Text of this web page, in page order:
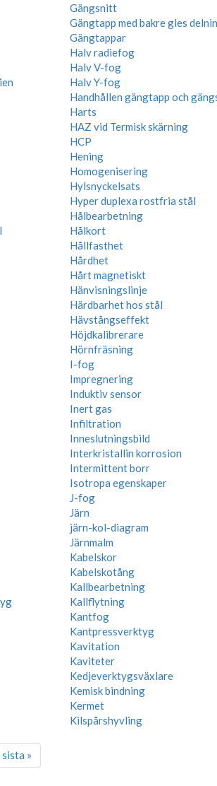
Gängsnitt
Gängtapp med bakre gles
Gängtappar
Halv radiefog
Halv V-fog
Halv Y-fog
Handhållen gängtapp och
Harts
HAZ vid Termisk skärning
HCP
Hening
Homogenisering
Hylsnyckelsats
Hyper duplexa rostfria stål
Hålbearbetning
Hålkort
Hållfasthet
Hårdhet
Hårt magnetiskt
Hänvisningslinje
Härdbarhet hos stål
Hävstångseffekt
Höjdkalibrerare
Hörnfräsning
I-fog
Impregnering
Induktiv sensor
Inert gas
Infiltration
Inneslutningsbild
Interkristallin korrosion
Intermittent borr
Isotropa egenskaper
J-fog
Järn
järn-kol-diagram
Järnmalm
Kabelskor
Kabelskotång
Kallbearbetning
Kallflytning
Kantfog
Kantpressverktyg
Kavitation
Kaviteter
Kedjeverktygsväxlare
Kemisk bindning
Kermet
Kilspårshyvling
sista »